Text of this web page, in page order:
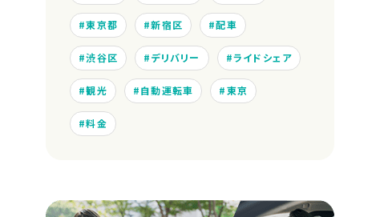
東京都 新宿区 配車
渋谷区 デリバリー ライドシェア
観光 自動運転車 東京
料金